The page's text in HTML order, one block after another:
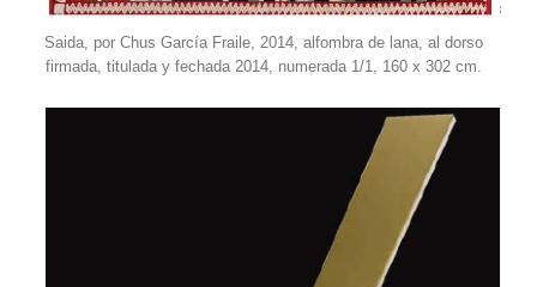
Saida, por Chus García Fraile, 2014, alfombra de lana, al dorso
firmada, titulada y fechada 2014, numerada 1/1, 160 x 302 cm.